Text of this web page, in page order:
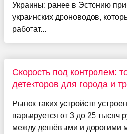
Украины: ранее в Эстонию
украинских дроноводов,
работат...
Скорость под контролем:
детекторов для города и
Рынок таких устройств
варьируется от 3 до 25 тысяч
между дешёвыми и дорогими